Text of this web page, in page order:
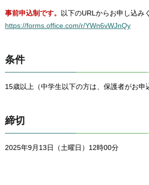
事前申込制です。
以下のURLからお申し込み
https://forms.office.com/r/YWn6vWJnQy
条件
15歳以上（中学生以下の方は、保護者がお申
締切
2025年9月13日（土曜日）12時00分